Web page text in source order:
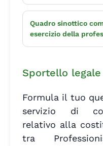
Quadro sinottico
esercizio della
Sportello
Formula il tuo
servizio di
relativo alla
tra